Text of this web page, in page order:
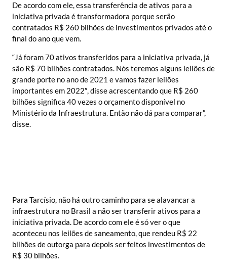
De acordo com ele, essa transferência de ativos para a
iniciativa privada é transformadora porque serão
contratados R$ 260 bilhões de investimentos privados até o
final do ano que vem.
“Já foram 70 ativos transferidos para a iniciativa privada, já
são R$ 70 bilhões contratados. Nós teremos alguns leilões de
grande porte no ano de 2021 e vamos fazer leilões
importantes em 2022″, disse acrescentando que R$ 260
bilhões significa 40 vezes o orçamento disponível no
Ministério da Infraestrutura. Então não dá para comparar”,
disse.
Para Tarcísio, não há outro caminho para se alavancar a
infraestrutura no Brasil a não ser transferir ativos para a
iniciativa privada. De acordo com ele é só ver o que
aconteceu nos leilões de saneamento, que rendeu R$ 22
bilhões de outorga para depois ser feitos investimentos de
R$ 30 bilhões.